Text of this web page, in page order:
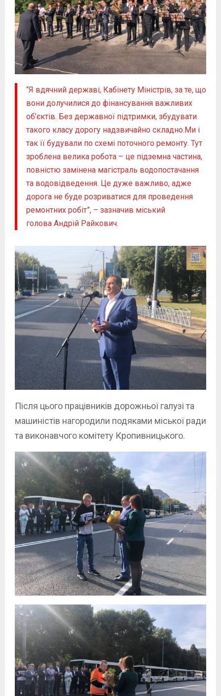
“Я вдячний державі, Кабінету Міністрів, за те, що
вони долучилися до фінансування важливих
об’єктів. Без державної підтримки, збудувати
такого класу дорогу надзвичайно складно.Ми і
так її будували по схемі поточного ремонту. Тут
зроблена велика робота – це підземна частина,
повністю замінена магістраль водопостачання
та водовідведення. Це дуже важливо, адже
дорога не буде розриватися для проведення
ремонтних робіт”, – зазначив міський
голова Андрій Райкович.
Після цього працівників дорожньої галузі та
машиністів нагородили подяками міської ради
та виконавчого комітету Кропивницького.